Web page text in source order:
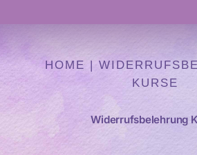
Atelier
Kurse
HOME |
KURSE
Widerrufsbelehrung